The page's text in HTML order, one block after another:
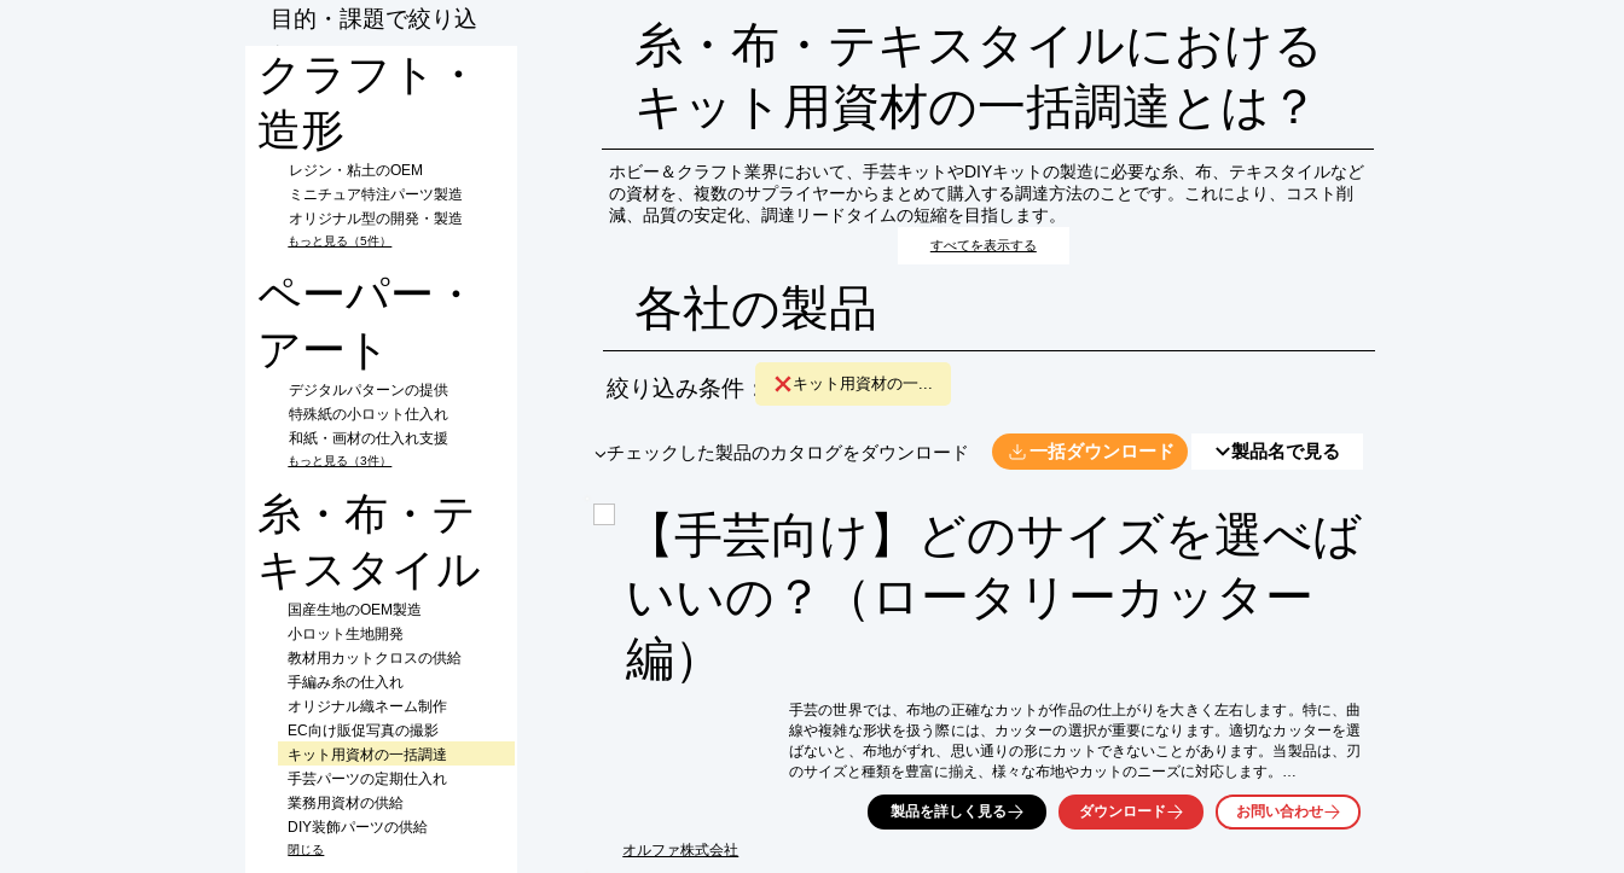
目的・課題で絞り込
む
クラフト・
造形
レジン・粘土のOEM
ミニチュア特注パーツ製造
オリジナル型の開発・製造
もっと見る（5件）
ペーパー・
アート
デジタルパターンの提供
特殊紙の小ロット仕入れ
和紙・画材の仕入れ支援
もっと見る（3件）
糸・布・テ
キスタイル
国産生地のOEM製造
小ロット生地開発
教材用カットクロスの供給
手編み糸の仕入れ
オリジナル織ネーム制作
EC向け販促写真の撮影
キット用資材の一括調達
手芸パーツの定期仕入れ
業務用資材の供給
DIY装飾パーツの供給
閉じる
糸・布・テキスタイルにおける
キット用資材の一括調達とは？
ホビー＆クラフト業界において、手芸キットやDIYキットの製造に必要な糸、布、テキスタイルなど
の資材を、複数のサプライヤーからまとめて購入する調達方法のことです。これにより、コスト削
減、品質の安定化、調達リードタイムの短縮を目指します。
すべてを表示する
各社の製品
絞り込み条件： キット用資材の一...
​▼チェックした製品のカタログをダウンロード 一括ダウンロード 製品名で見る
【手芸向け】どのサイズを選べば
いいの？（ロータリーカッター
編）
オルファ株式会社
手芸の世界では、布地の正確なカットが作品の仕上がりを大きく左右します。特に、曲
線や複雑な形状を扱う際には、カッターの選択が重要になります。適切なカッターを選
ばないと、布地がずれ、思い通りの形にカットできないことがあります。当製品は、刃
のサイズと種類を豊富に揃え、様々な布地やカットのニーズに対応します。
【活用シーン】
・布地の裁断
製品を詳しく見る ダウンロード お問い合わせ